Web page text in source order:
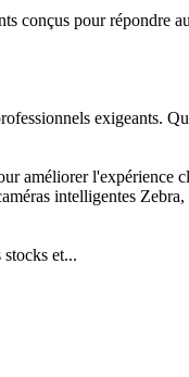
conçus pour répondre
exigeants.
améliorer l'expérience
intelligentes
et...